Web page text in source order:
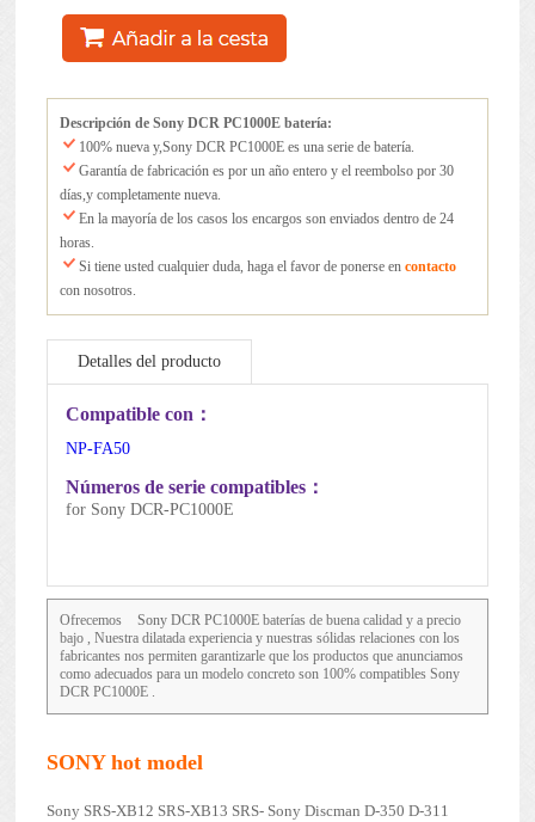
Descripción de Sony DCR PC1000E batería:
100% nueva y,Sony DCR PC1000E es una serie de batería.
Garantía de fabricación es por un año entero y el reembolso por 30
días,y completamente nueva.
En la mayoría de los casos los encargos son enviados dentro de 24
horas.
Si tiene usted cualquier duda, haga el favor de ponerse en contacto
con nosotros.
Detalles del producto
Mantenimiento de la batería
Compatible con：
NP-FA50
Números de serie compatibles：
for Sony DCR-PC1000E
Ofrecemos Sony DCR PC1000Ebaterías de buena calidad y a precio
bajo , Nuestra dilatada experiencia y nuestras sólidas relaciones con los
fabricantes nos permiten garantizarle que los productos que anunciamos
como adecuados para un modelo concreto son 100% compatibles Sony
DCR PC1000E .
SONY hot model
Sony SRS-XB12 SRS-XB13 SRS- Sony Discman D-350 D-311